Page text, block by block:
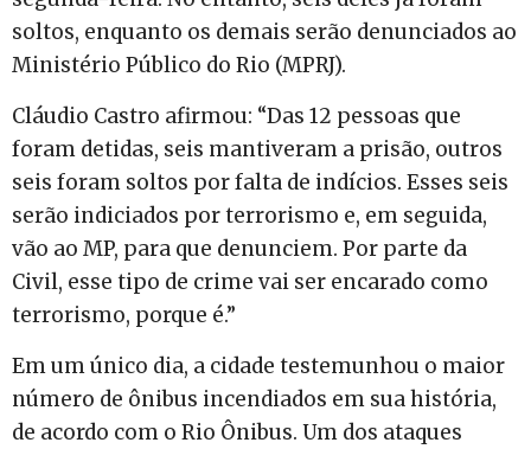
soltos, enquanto os demais serão denunciados ao
Ministério Público do Rio (MPRJ).
Cláudio Castro afirmou: “Das 12 pessoas que
foram detidas, seis mantiveram a prisão, outros
seis foram soltos por falta de indícios. Esses seis
serão indiciados por terrorismo e, em seguida,
vão ao MP, para que denunciem. Por parte da
Civil, esse tipo de crime vai ser encarado como
terrorismo, porque é.”
Em um único dia, a cidade testemunhou o maior
número de ônibus incendiados em sua história,
de acordo com o Rio Ônibus. Um dos ataques